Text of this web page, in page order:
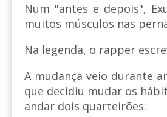
Num "antes e depois",
muitos músculos nas
Na legenda, o rapper
A mudança veio durante
que decidiu mudar os
andar dois quarteirões.